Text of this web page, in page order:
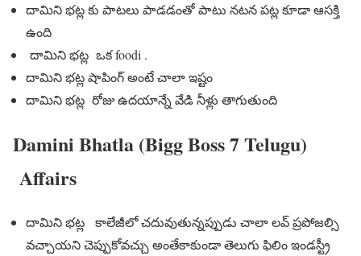
దామిని భట్ల కు పాటలు పాడడంతో పాటు నటన పట్ల కూడా ఆసక్తి
ఉంది
దామిని భట్ల ఒక foodi .
దామిని భట్ల షాపింగ్ అంటే చాలా ఇష్టం
దామిని భట్ల రోజు ఉదయాన్నే వేడి నీళ్లు తాగుతుంది
Damini Bhatla (Bigg Boss 7 Telugu)
Affairs
దామిని భట్ల కాలేజీలో చదువుతున్నప్పుడు చాలా లవ్ ప్రపోజల్సి
వచ్చాయని చెప్పుకోవచ్చు అంతేకాకుండా తెలుగు ఫిలిం ఇండస్ట్రీ